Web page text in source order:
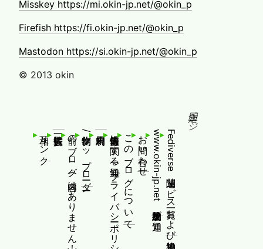
Misskey https://mi.okin-jp.net/@okin_p
Firefish https://fi.okin-jp.net/@okin_p
Mastodon https://si.okin-jp.net/@okin_p
© 2013 okin
固定ページ
Fediverse関連サービス一覧および追加規約
www.okin-jp.net 追加規約及び通知
お問い合わせ
このブログについて
個人情報等に関する通知(プライバシーポリシー)
制作物/アップローダー
前のブログ(内容はありません！)
相互リンク